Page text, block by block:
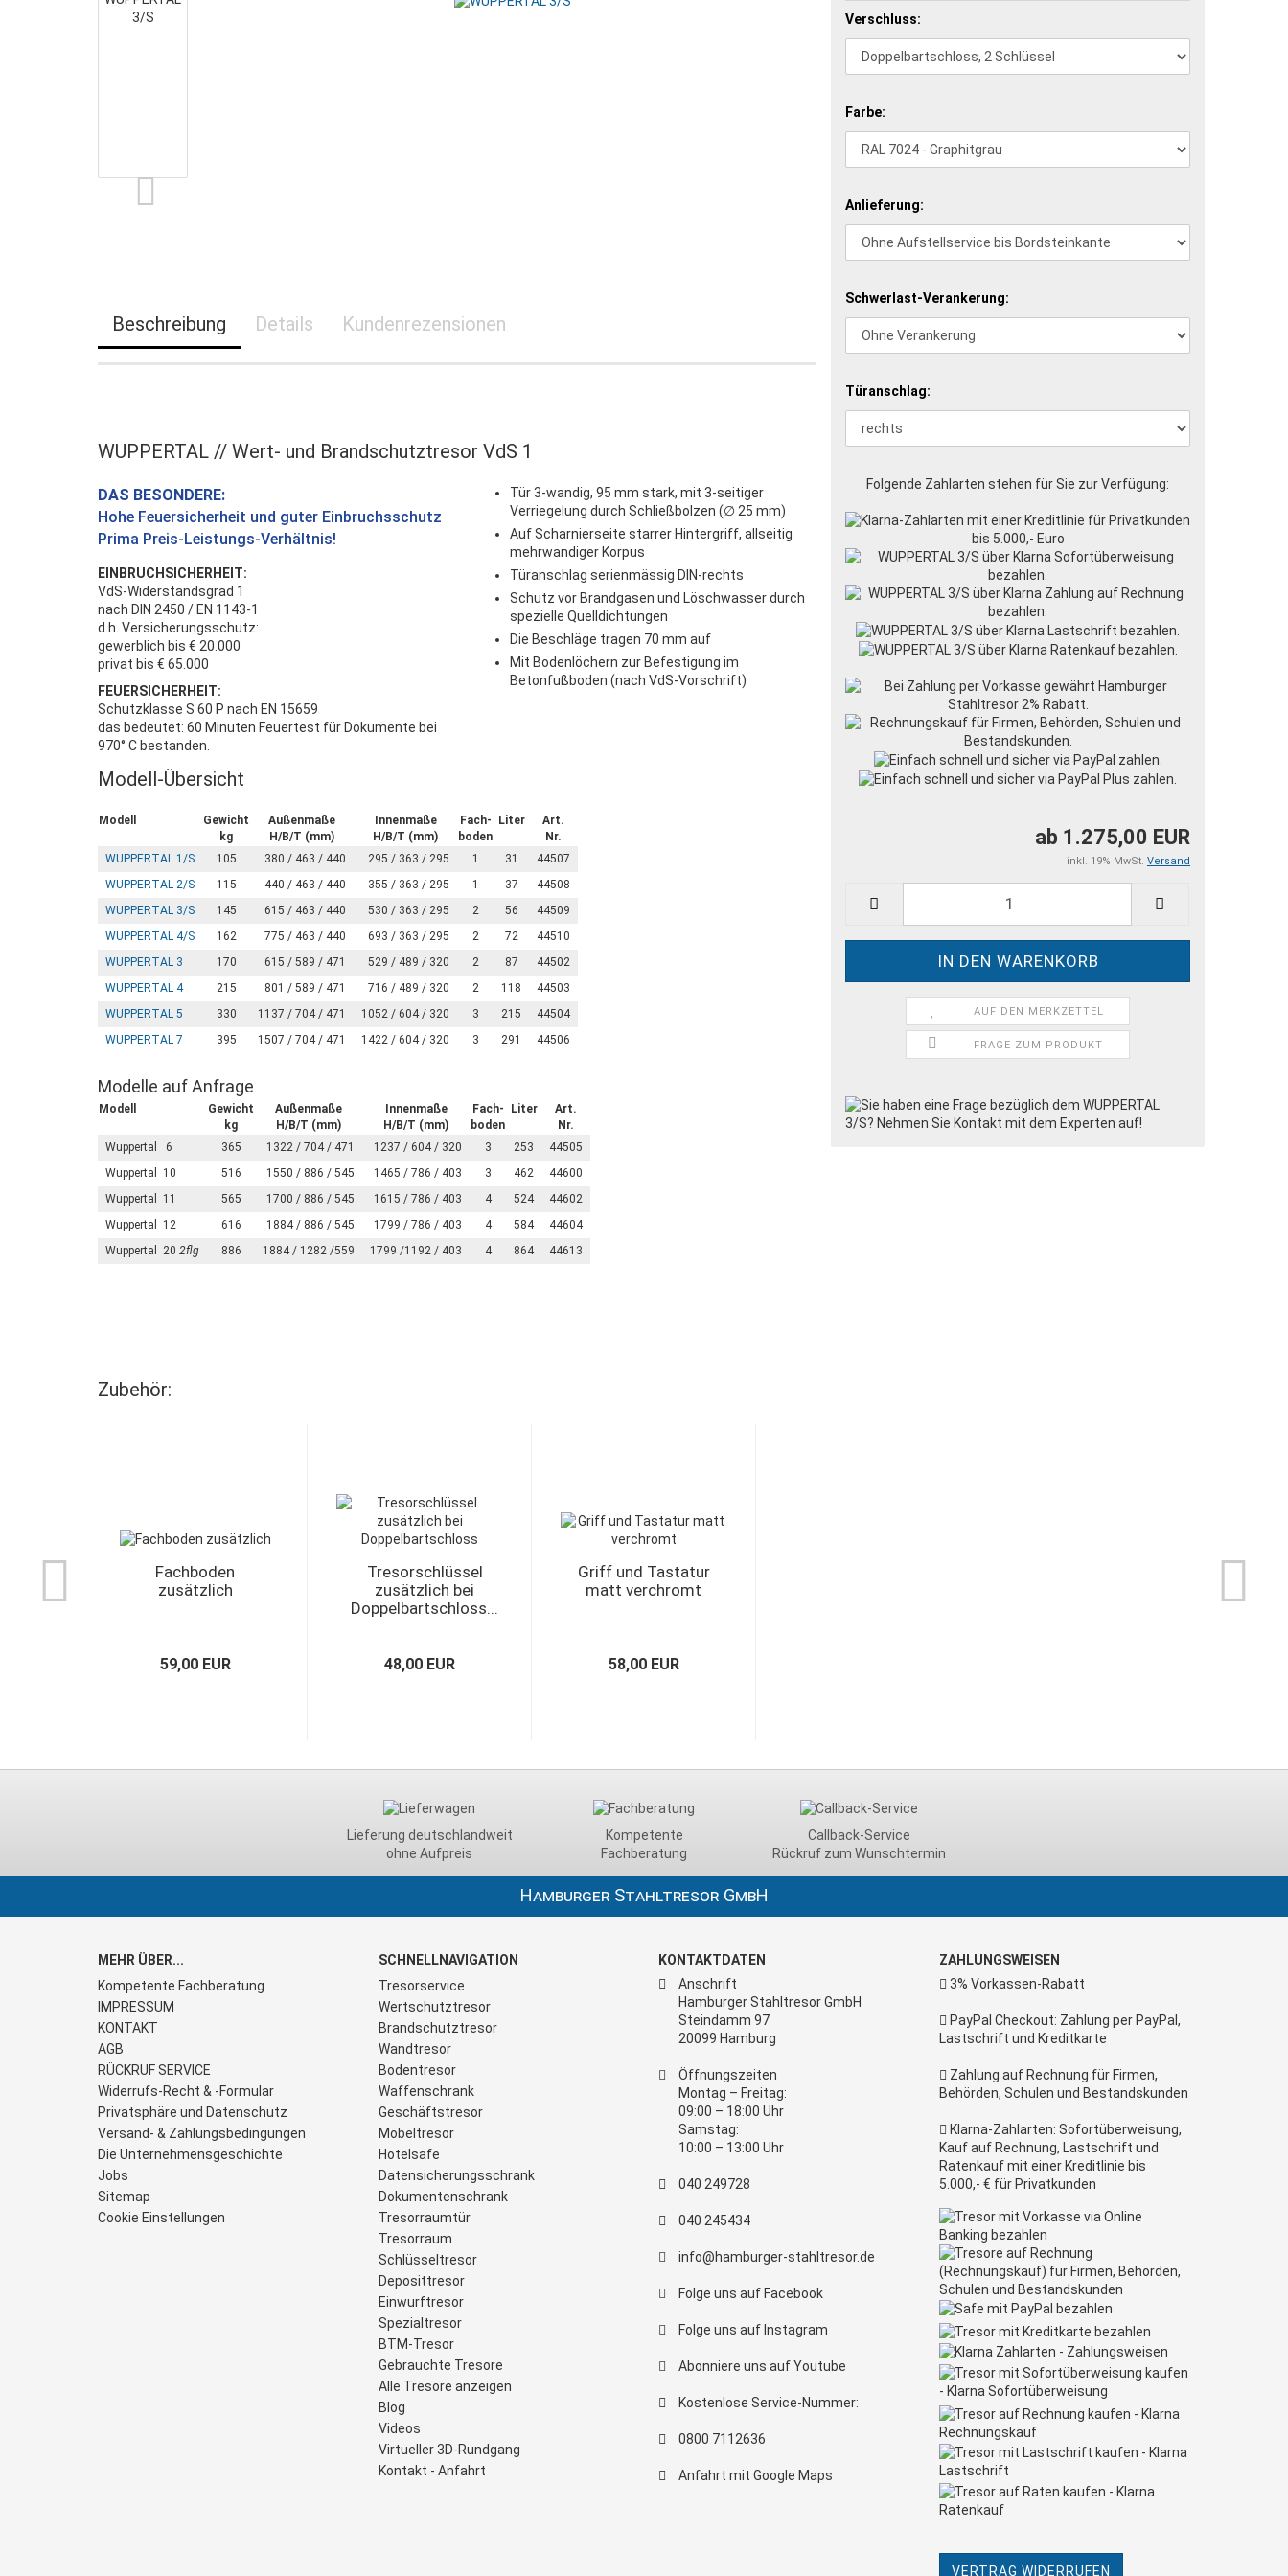
ARKONA
Verschluss:
Farbe:
Anlieferung:
Schwerlast-Verankerung:
Türanschlag:
Folgende Zahlarten stehen für Sie zur Verfügung:
ab 1.275,00 EUR
inkl. 19% MwSt. Versand
AUF DEN MERKZETTEL
FRAGE ZUM PRODUKT
Beschreibung Details Kundenrezensionen
WUPPERTAL // Wert- und Brandschutztresor VdS 1
DAS BESONDERE:
Hohe Feuersicherheit und guter Einbruchsschutz
Prima Preis-Leistungs-Verhältnis!
EINBRUCHSICHERHEIT:
VdS-Widerstandsgrad 1
nach DIN 2450 / EN 1143-1
d.h. Versicherungsschutz:
gewerblich bis € 20.000
privat bis € 65.000
FEUERSICHERHEIT:
Schutzklasse S 60 P nach EN 15659
das bedeutet: 60 Minuten Feuertest für Dokumente bei
970° C bestanden.
Tür 3-wandig, 95 mm stark, mit 3-seitiger
Verriegelung durch Schließbolzen (∅ 25 mm)
Auf Scharnierseite starrer Hintergriff, allseitig
mehrwandiger Korpus
Türanschlag serienmässig DIN-rechts
Schutz vor Brandgasen und Löschwasser durch
spezielle Quelldichtungen
Die Beschläge tragen 70 mm auf
Mit Bodenlöchern zur Befestigung im
Betonfußboden (nach VdS-Vorschrift)
Modell-Übersicht
Modell
Gewicht
kg
Außenmaße
H/B/T (mm)
Innenmaße
H/B/T (mm)
Fach-
boden
Liter
Art.
Nr.
WUPPERTAL 1/S
105 380 / 463 / 440 295 / 363 / 295 1 31
44507
WUPPERTAL 2/S
115 440 / 463 / 440 355 / 363 / 295 1 37
44508
WUPPERTAL 3/S
145 615 / 463 / 440 530 / 363 / 295 2 56
44509
WUPPERTAL 4/S
162 775 / 463 / 440 693 / 363 / 295 2 72
44510
WUPPERTAL 3
170 615 / 589 / 471 529 / 489 / 320 2 87
44502
WUPPERTAL 4
215 801 / 589 / 471 716 / 489 / 320 2 118
44503
WUPPERTAL 5
330 1137 / 704 / 471 1052 / 604 / 320 3 215
44504
WUPPERTAL 7
395 1507 / 704 / 471 1422 / 604 / 320 3 291 44506
Modelle auf Anfrage
Modell
Gewicht
kg
Außenmaße
H/B/T (mm)
Innenmaße
H/B/T (mm)
Fach-
boden
Liter
Art.
Nr.
Wuppertal 6
365 1322 / 704 / 471 1237 / 604 / 320 3 253
44505
Wuppertal 10
516 1550 / 886 / 545 1465 / 786 / 403 3 462
44600
Wuppertal 11
565 1700 / 886 / 545 1615 / 786 / 403 4 524
44602
Wuppertal 12
616 1884 / 886 / 545 1799 / 786 / 403 4 584
44604
Wuppertal 20 2flg 886 1884 / 1282 /559 1799 /1192 / 403 4 864 44613
Zubehör:
Fachboden
zusätzlich
59,00 EUR
Tresorschlüssel
zusätzlich bei
Doppelbartschloss...
48,00 EUR
Griff und Tastatur
matt verchromt
58,00 EUR
Lieferung deutschlandweit
ohne Aufpreis
Kompetente
Fachberatung
Callback-Service
Rückruf zum Wunschtermin
Hamburger Stahltresor GmbH
MEHR ÜBER...
Kompetente Fachberatung
IMPRESSUM
KONTAKT
AGB
RÜCKRUF SERVICE
Widerrufs-Recht & -Formular
Privatsphäre und Datenschutz
Versand- & Zahlungsbedingungen
Die Unternehmensgeschichte
Jobs
Sitemap
Cookie Einstellungen
SCHNELLNAVIGATION
Tresorservice
Wertschutztresor
Brandschutztresor
Wandtresor
Bodentresor
Waffenschrank
Geschäftstresor
Möbeltresor
Hotelsafe
Datensicherungsschrank
Dokumentenschrank
Tresorraumtür
Tresorraum
Schlüsseltresor
Deposittresor
Einwurftresor
Spezialtresor
BTM-Tresor
Gebrauchte Tresore
Alle Tresore anzeigen
Blog
Videos
Virtueller 3D-Rundgang
Kontakt - Anfahrt
KONTAKTDATEN
Anschrift
Hamburger Stahltresor GmbH
Steindamm 97
20099 Hamburg
Öffnungszeiten
Montag – Freitag:
09:00 – 18:00 Uhr
Samstag:
10:00 – 13:00 Uhr
040 249728
040 245434
info@hamburger-stahltresor.de
Folge uns auf Facebook
Folge uns auf Instagram
Abonniere uns auf Youtube
Kostenlose Service-Nummer:
0800 7112636
Anfahrt mit Google Maps
ZAHLUNGSWEISEN
3% Vorkassen-Rabatt
PayPal Checkout: Zahlung per PayPal,
Lastschrift und Kreditkarte
Zahlung auf Rechnung für Firmen,
Behörden, Schulen und Bestandskunden
Klarna-Zahlarten: Sofortüberweisung,
Kauf auf Rechnung, Lastschrift und
Ratenkauf mit einer Kreditlinie bis
5.000,- € für Privatkunden
VERTRAG WIDERRUFEN